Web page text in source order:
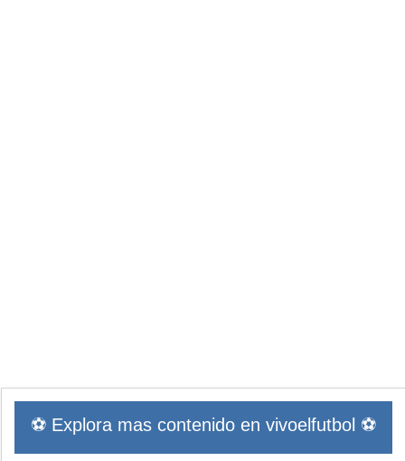
⚽ Explora mas contenido en vivoelfutbol ⚽